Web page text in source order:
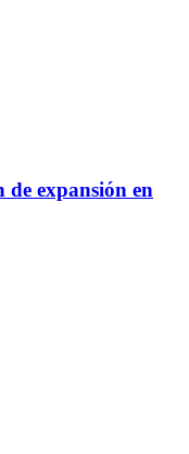
expansión en